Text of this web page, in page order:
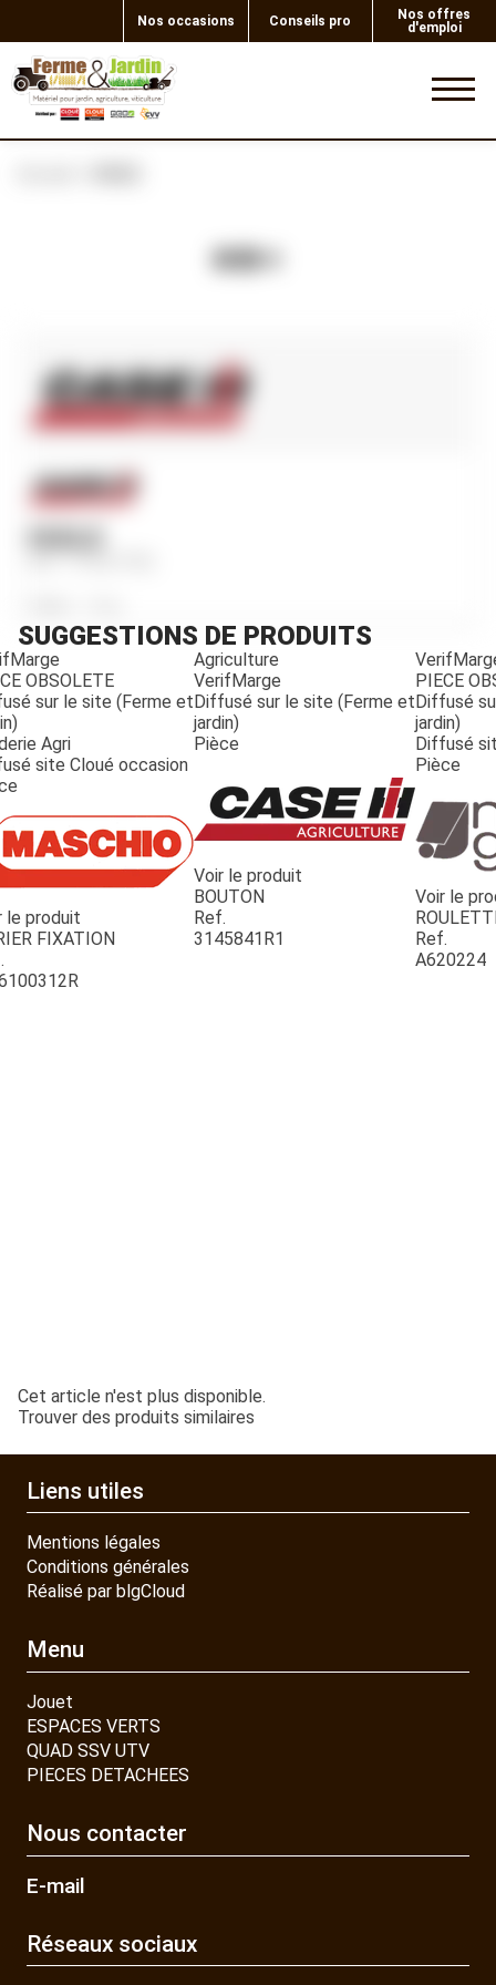
Nos occasions Conseils pro
Nos offres
d'emploi
JOUET
Ref. 1133077R2
SUGGESTIONS DE PRODUITS
OBSOLETE
sur le site (Ferme et
Agri
site Cloué occasion
le produit
FIXATION
Agriculture
VerifMarge
Diffusé sur le site (Ferme et
jardin)
Pièce
Voir le produit
BOUTON
Ref.
3145841R1
PIECE
Diffusé
jardin)
Diffusé
Pièce
Voir le
Ref.
A620224
Cet article n'est plus disponible.
Trouver des produits similaires
Liens utiles
Mentions légales
Conditions générales
Réalisé par blgCloud
Menu
Jouet
ESPACES VERTS
QUAD SSV UTV
PIECES DETACHEES
Nous contacter
E-mail
Réseaux sociaux